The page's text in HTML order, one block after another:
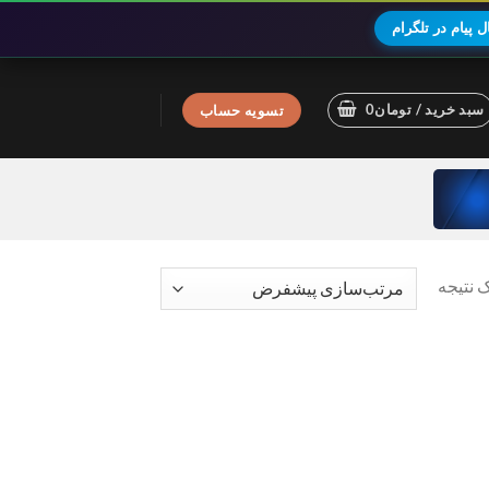
پیام در تلگرام
سبد خرید / تومان0 تسویه حساب
نتیجه